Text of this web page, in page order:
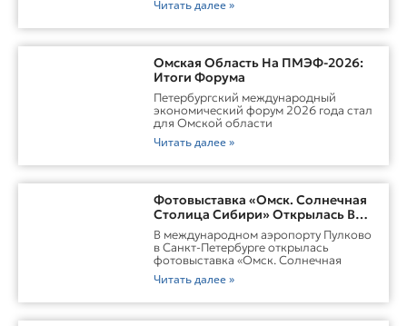
Читать далее »
Омская Область На ПМЭФ-2026:
Итоги Форума
Петербургский международный
экономический форум 2026 года стал
для Омской области
Читать далее »
Фотовыставка «Омск. Солнечная
Столица Сибири» Открылась В
Пулково
В международном аэропорту Пулково
в Санкт-Петербурге открылась
фотовыставка «Омск. Солнечная
Читать далее »